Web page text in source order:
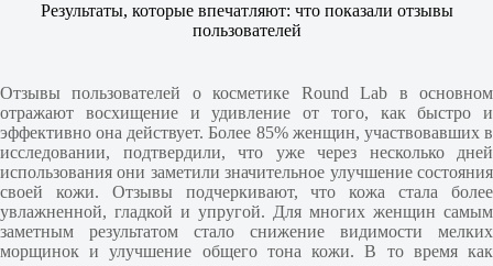
Результаты, которые впечатляют: что показали отзывы
пользователей
Отзывы пользователей о косметике Round Lab в основном
отражают восхищение и удивление от того, как быстро и
эффективно она действует. Более 85% женщин, участвовавших в
исследовании, подтвердили, что уже через несколько дней
использования они заметили значительное улучшение состояния
своей кожи. Отзывы подчеркивают, что кожа стала более
увлажненной, гладкой и упругой. Для многих женщин самым
заметным результатом стало снижение видимости мелких
морщинок и улучшение общего тона кожи. В то время как